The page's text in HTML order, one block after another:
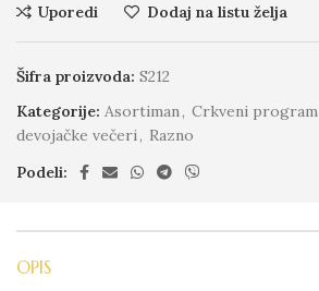
Uporedi Dodaj na listu želja
Šifra proizvoda: S212
Kategorije: Asortiman, Crkveni program
devojačke večeri, Razno
Podeli:
OPIS